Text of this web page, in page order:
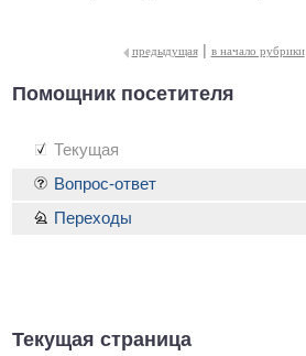
предыдущая | в начало рубрики
Помощник посетителя
Текущая
Текущая страница
Вопрос-ответ
Переходы